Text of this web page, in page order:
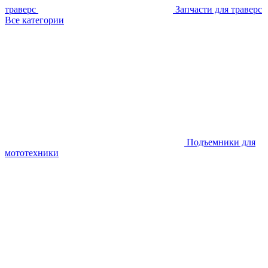
траверс
Запчасти для траверс
Все категории
Подъемники для
мототехники